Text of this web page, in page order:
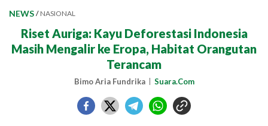
NEWS / NASIONAL
Riset Auriga: Kayu Deforestasi Indonesia
Masih Mengalir ke Eropa, Habitat Orangutan
Terancam
Bimo Aria Fundrika Suara.Com